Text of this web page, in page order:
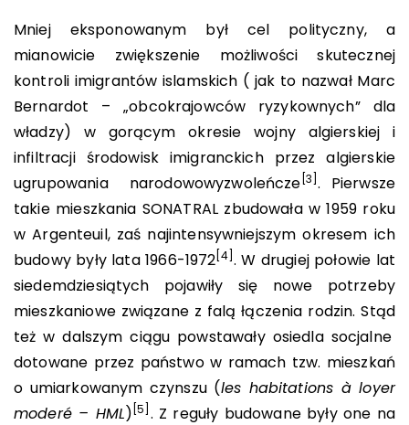
Mniej eksponowanym był cel polityczny, a
mianowicie zwiększenie możliwości skutecznej
kontroli imigrantów islamskich ( jak to nazwał Marc
Bernardot – „obcokrajowców ryzykownych” dla
władzy) w gorącym okresie wojny algierskiej i
infiltracji środowisk imigranckich przez algierskie
ugrupowania narodowowyzwoleńcze [3] . Pierwsze
takie mieszkania SONATRAL zbudowała w 1959 roku
w Argenteuil, zaś najintensywniejszym okresem ich
budowy były lata 1966-1972 [4] . W drugiej połowie lat
siedemdziesiątych pojawiły się nowe potrzeby
mieszkaniowe związane z falą łączenia rodzin. Stąd
też w dalszym ciągu powstawały osiedla socjalne
dotowane przez państwo w ramach tzw. mieszkań
o umiarkowanym czynszu (les habitations à loyer
moderé – HML) [5] . Z reguły budowane były one na